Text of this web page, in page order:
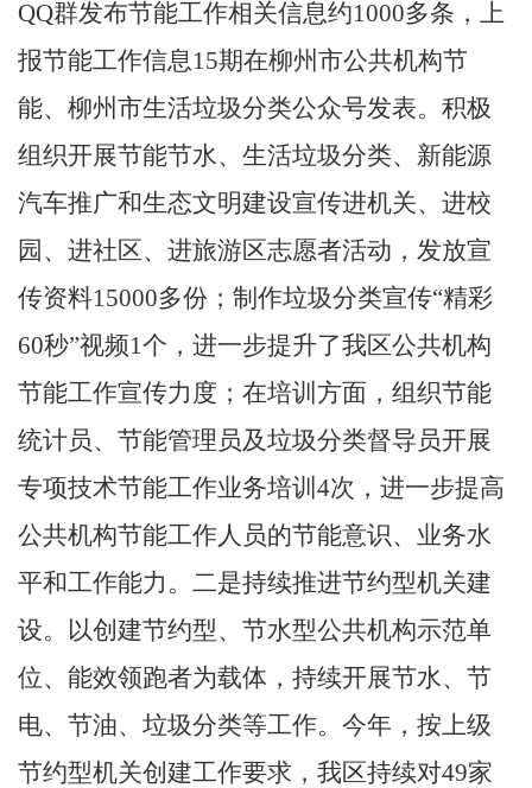
QQ群发布节能工作相关信息约1000多条，上
报节能工作信息15期在柳州市公共机构节
能、柳州市生活垃圾分类公众号发表。积极
组织开展节能节水、生活垃圾分类、新能源
汽车推广和生态文明建设宣传进机关、进校
园、进社区、进旅游区志愿者活动，发放宣
传资料15000多份；制作垃圾分类宣传“精彩
60秒”视频1个，进一步提升了我区公共机构
节能工作宣传力度；在培训方面，组织节能
统计员、节能管理员及垃圾分类督导员开展
专项技术节能工作业务培训 4次，进一步提高
公共机构节能工作人员的节能意识、业务水
平和工作能力。二是持续推进节约型机关建
设。以创建节约型、节水型公共机构示范单
位、能效领跑者为载体，持续开展节水、节
电、节油、垃圾分类等工作。今年，按上级
节约型机关创建工作要求，我区持续对49家